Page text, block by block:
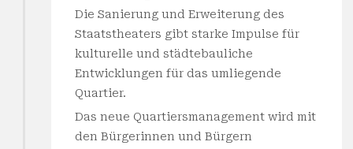
Die Sanierung und Erweiterung des
Staatstheaters gibt starke Impulse für
kulturelle und städtebauliche
Entwicklungen für das umliegende
Quartier.
Das neue Quartiersmanagement wird mit
den Bürgerinnen und Bürgern